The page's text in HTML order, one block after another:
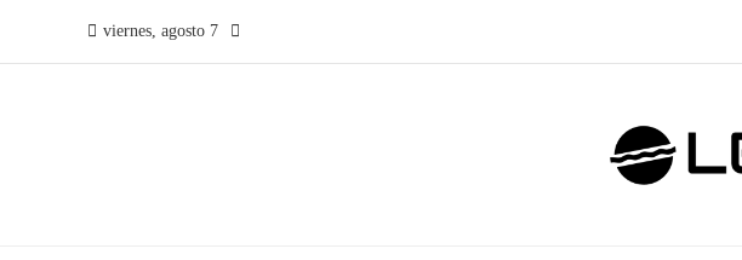
viernes, agosto 7